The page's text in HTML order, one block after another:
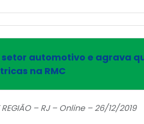
setor automotivo e agrava
na RMC
REGIÃO – RJ – Online – 26/12/2019